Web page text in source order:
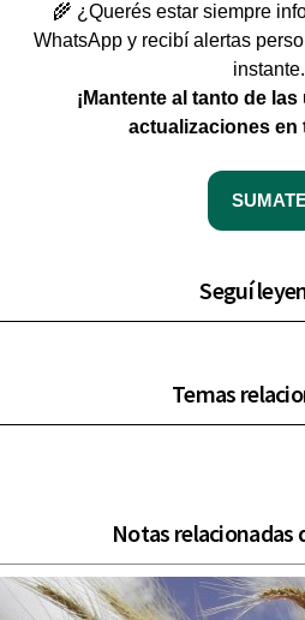
🌾 ¿Querés estar siempre
WhatsApp y recibí alertas
instante.
¡Mantente al tanto de
actualizaciones en
Seguí
Temas
Notas relacionadas